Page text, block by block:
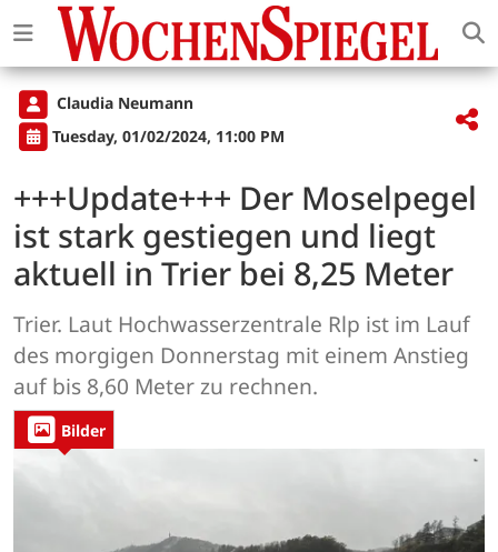
Claudia Neumann
Tuesday, 01/02/2024, 11:00 PM
+++Update+++ Der Moselpegel
ist stark gestiegen und liegt
aktuell in Trier bei 8,25 Meter
Trier. Laut Hochwasserzentrale Rlp ist im Lauf
des morgigen Donnerstag mit einem Anstieg
auf bis 8,60 Meter zu rechnen.
Bilder